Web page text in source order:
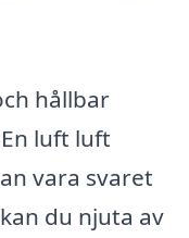
hållbar
luft luft
vara svaret
du njuta av